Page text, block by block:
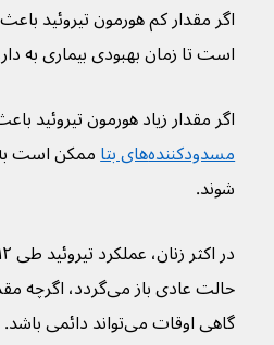
اگر مقدار کم هورمون تیروئید
است تا زمان بهبودی بیماری به
اگر مقدار زیاد هورمون تیروئید
مسدودکننده‌های بتا
ممکن است
شوند.
حالت عادی باز
گاهی اوقات می‌تواند دائمی باشد.